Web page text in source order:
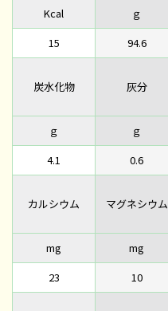
Kcal
15
ｇ
94.6
炭水化物
ｇ
4.1
灰分
ｇ
0.6
カルシウム
mg
23
マグネシウム
mg
10